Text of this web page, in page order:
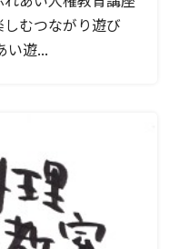
ながり遊び
い遊...